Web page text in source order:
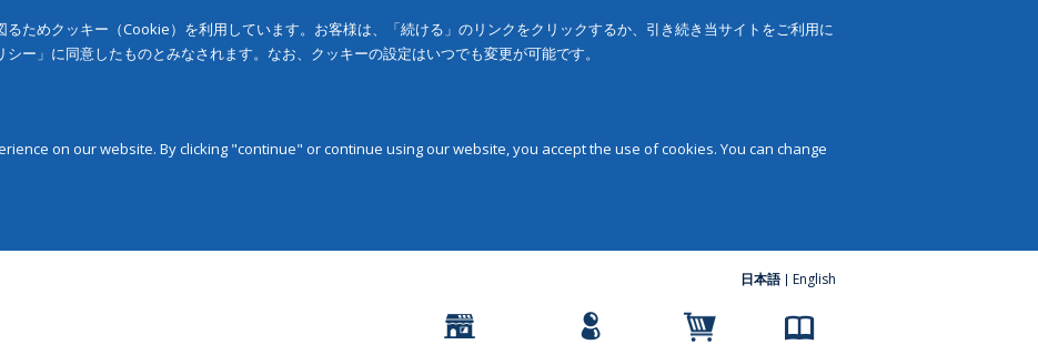
ためクッキー（Cookie）を利用しています。お客様は、「続ける」のリンクをクリックするか、引き続き当サイトをご利用に
ー」に同意したものとみなされます。なお、クッキーの設定はいつでも変更が可能です。
on our website. By clicking "continue" or continue using our website, you accept the use of cookies. You can change
日本語 English